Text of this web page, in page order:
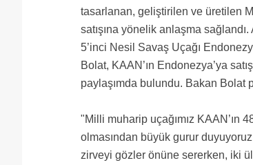
tasarlanan, geliştirilen ve üretilen
satışına yönelik anlaşma
5’inci Nesil Savaş Uçağı
Bolat, KAAN’ın Endonezya’ya
paylaşımda bulundu. Bakan Bolat
"Milli muharip uçağımız KAAN’ın
olmasından büyük gurur
zirveyi gözler önüne sererken, iki